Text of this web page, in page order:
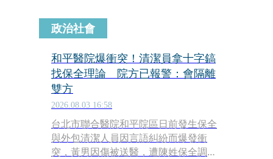
政治社會
和平醫院爆衝突！清潔員拿十字鎬
找保全理論 院方已報警：會隔離
雙方
2026.08.03 16:58
台北市聯合醫院和平院區日前發生保全
與外包清潔人員因言語糾紛而爆發衝
突，黃男因傷被送醫，遭陳姓保全調